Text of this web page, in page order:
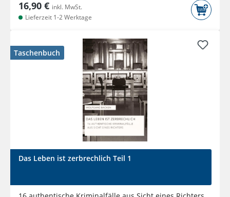
16,90 € inkl. MwSt.
Lieferzeit 1-2 Werktage
Taschenbuch
Das Leben ist zerbrechlich Teil 1